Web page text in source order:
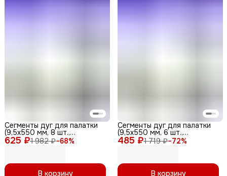
625 ₽1 982 ₽−68%
Сегменты дуг для палатки
(9,5х550 мм, 8 шт.,
фиберглас)
В корзину
485 ₽1 719 ₽−72%
Сегменты дуг для палатки
(9,5х550 мм, 6 шт.,
фиберглас)
В корзину